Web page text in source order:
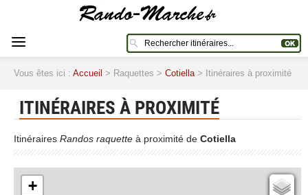
Vous êtes ici : Accueil > Raquettes > Cotiella> Itinéraires à proximité
ITINÉRAIRES À PROXIMITÉ
Itinéraires Randos raquette à proximité de Cotiella
+